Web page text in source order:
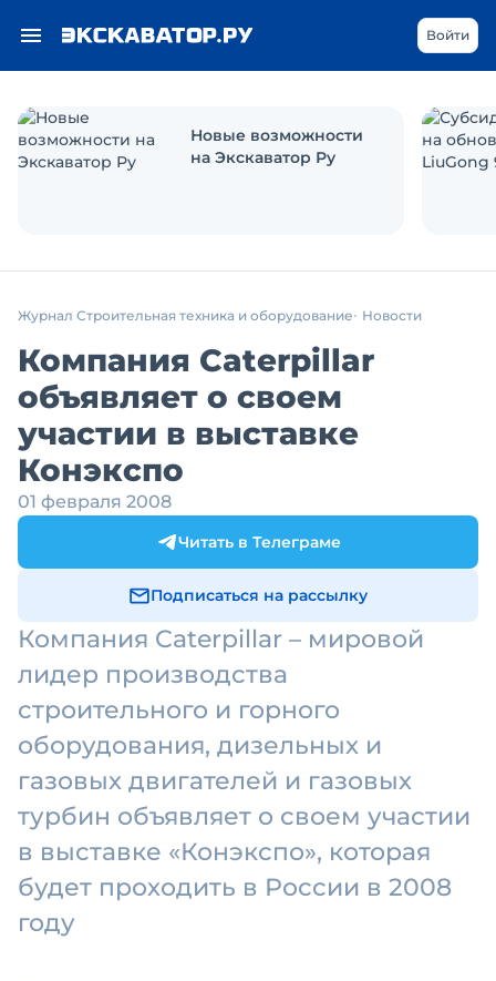
Войти
Новые возможности
на Экскаватор Ру
Журнал Строительная техника и оборудование Новости
Компания Caterpillar
объявляет о своем
участии в выставке
Конэкспо
01 февраля 2008
Читать в Телеграме
Подписаться на рассылку
Компания Caterpillar – мировой
лидер производства
строительного и горного
оборудования, дизельных и
газовых двигателей и газовых
турбин объявляет о своем участии
в выставке «Конэкспо», которая
будет проходить в России в 2008
году